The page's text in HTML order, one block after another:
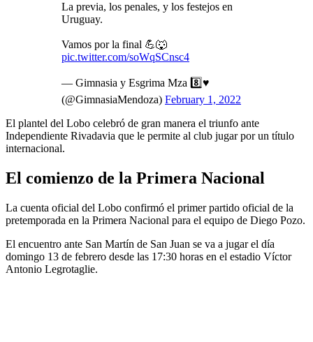
La previa, los penales, y los festejos en
Uruguay.
Vamos por la final 💪🐺
pic.twitter.com/soWqSCnsc4
— Gimnasia y Esgrima Mza 8️⃣♥️
(@GimnasiaMendoza) February 1, 2022
El plantel del Lobo celebró de gran manera el triunfo ante
Independiente Rivadavia que le permite al club jugar por un título
internacional.
El comienzo de la Primera Nacional
La cuenta oficial del Lobo confirmó el primer partido oficial de la
pretemporada en la Primera Nacional para el equipo de Diego Pozo.
El encuentro ante San Martín de San Juan se va a jugar el día
domingo 13 de febrero desde las 17:30 horas en el estadio Víctor
Antonio Legrotaglie.